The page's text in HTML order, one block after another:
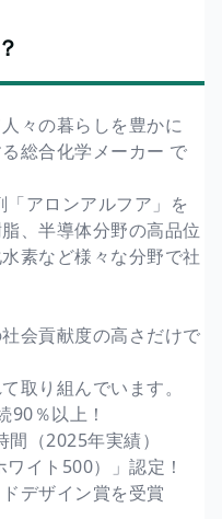
々の暮らしを豊かに
総合化学メーカー で
アロンアルフア」を
、半導体分野の高品位
素など様々な分野で社
会貢献度の高さだけで
取り組んでいます。
％以上！
（2025年実績）
イト500）」認定！
デザイン賞を受賞